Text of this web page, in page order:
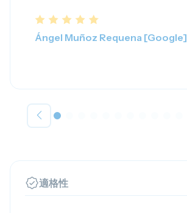
Ángel Muñoz Requena [Google]
適格性